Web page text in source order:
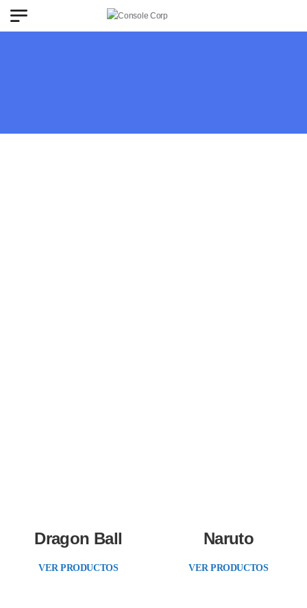
Dragon Ball
VER PRODUCTOS
Naruto
VER PRODUCTOS